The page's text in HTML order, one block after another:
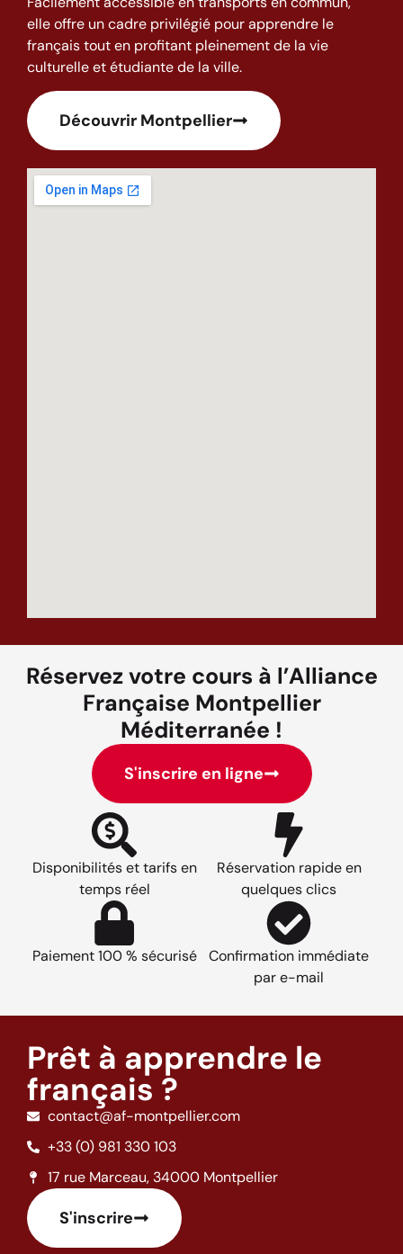
elle offre un cadre privilégié pour apprendre le
français tout en profitant pleinement de la vie
culturelle et étudiante de la ville.
Découvrir Montpellier
Réservez votre cours à l’Alliance
Française Montpellier
Méditerranée !
S'inscrire en ligne
Disponibilités et tarifs en
temps réel
Réservation rapide en
quelques clics
Paiement 100 % sécurisé
Confirmation immédiate
par e-mail
Prêt à apprendre le
français ?
contact@af-montpellier.com
+33 (0) 981 330 103
17 rue Marceau, 34000 Montpellier
S'inscrire